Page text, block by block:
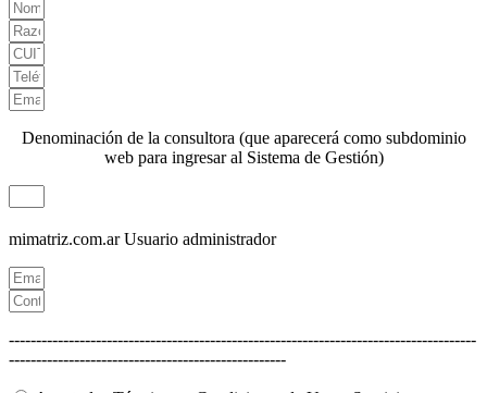
Denominación de la consultora (que aparecerá como subdominio
web para ingresar al Sistema de Gestión)
mimatriz.com.ar Usuario administrador
--------------------------------------------------------------------------------------
---------------------------------------------------